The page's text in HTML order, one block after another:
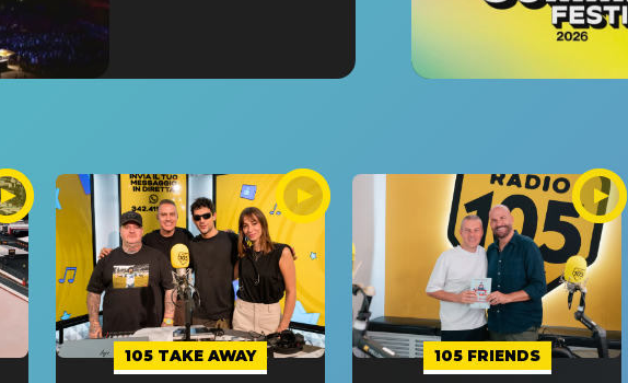
105 TAKE AWAY 105 FRIENDS